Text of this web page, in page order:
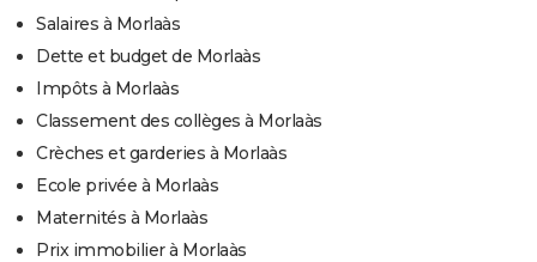
Salaires à Morlaàs
Dette et budget de Morlaàs
Impôts à Morlaàs
Classement des collèges à Morlaàs
Crèches et garderies à Morlaàs
Ecole privée à Morlaàs
Maternités à Morlaàs
Prix immobilier à Morlaàs